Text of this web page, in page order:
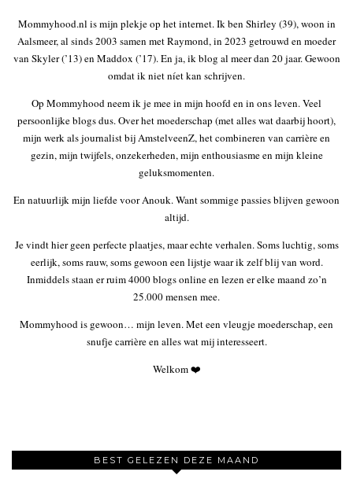
Mommyhood.nl is mijn plekje op het internet. Ik ben Shirley (39), woon in
Aalsmeer, al sinds 2003 samen met Raymond, in 2023 getrouwd en moeder
van Skyler (’13) en Maddox (’17). En ja, ik blog al meer dan 20 jaar. Gewoon
omdat ik niet níet kan schrijven.
Op Mommyhood neem ik je mee in mijn hoofd en in ons leven. Veel
persoonlijke blogs dus. Over het moederschap (met alles wat daarbij hoort),
mijn werk als journalist bij AmstelveenZ, het combineren van carrière en
gezin, mijn twijfels, onzekerheden, mijn enthousiasme en mijn kleine
geluksmomenten.
En natuurlijk mijn liefde voor Anouk. Want sommige passies blijven gewoon
altijd.
Je vindt hier geen perfecte plaatjes, maar echte verhalen. Soms luchtig, soms
eerlijk, soms rauw, soms gewoon een lijstje waar ik zelf blij van word.
Inmiddels staan er ruim 4000 blogs online en lezen er elke maand zo’n
25.000 mensen mee.
Mommyhood is gewoon… mijn leven. Met een vleugje moederschap, een
snufje carrière en alles wat mij interesseert.
Welkom ❤️
BEST GELEZEN DEZE MAAND